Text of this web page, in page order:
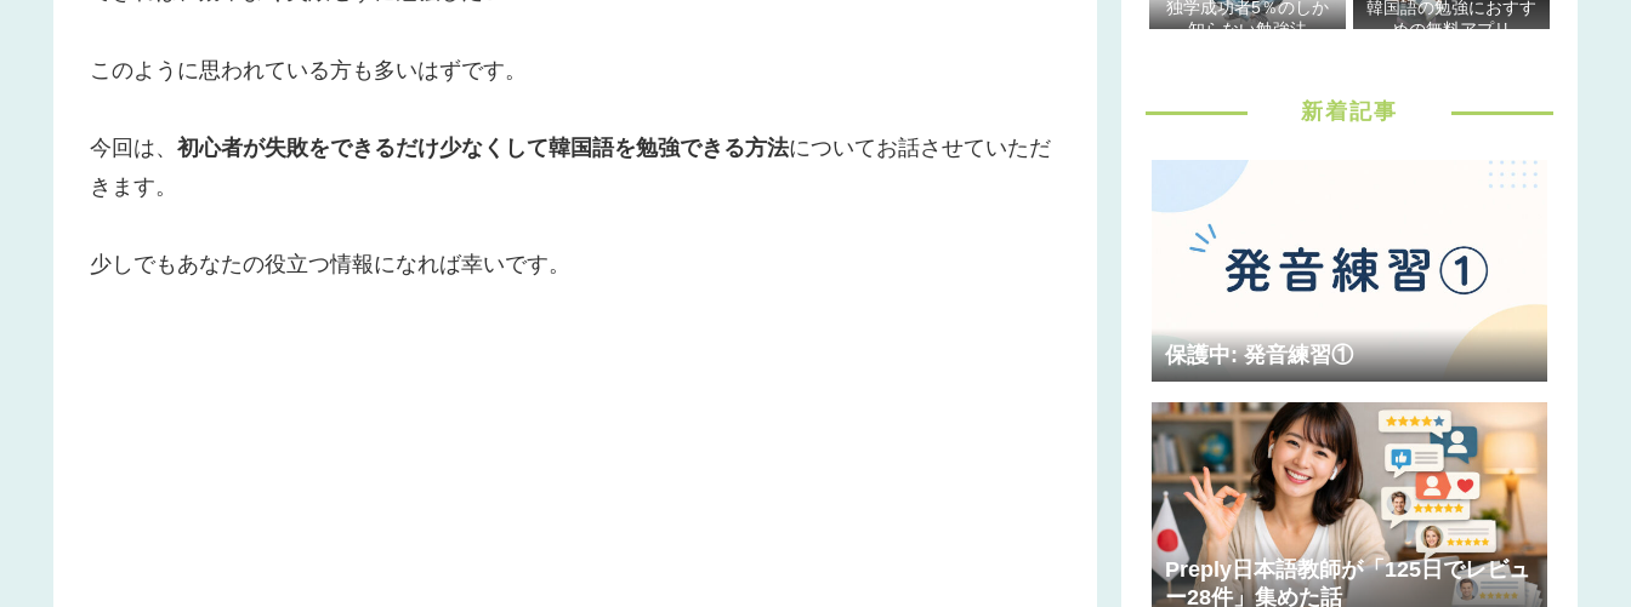
このように思われている方も多いはずです。
今回は、 初心者が失敗をできるだけ少なくして韓国語を勉強できる方法についてお話させていただ
きます。
少しでもあなたの役立つ情報になれば幸いです。
独学成功者5％のしか
知らない勉強法
韓国語の勉強におすす
めの無料アプリ
新着記事
保護中: 発音練習①
Preply日本語教師が「125日でレビュ
ー28件」集めた話